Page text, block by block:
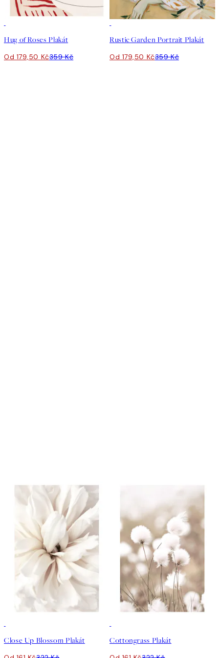
Hug of Roses Plakát
Od 179,50 Kč359 Kč
Rustic Garden Portrait Plakát
Od 179,50 Kč359 Kč
Close Up Blossom Plakát Cottongrass Plakát